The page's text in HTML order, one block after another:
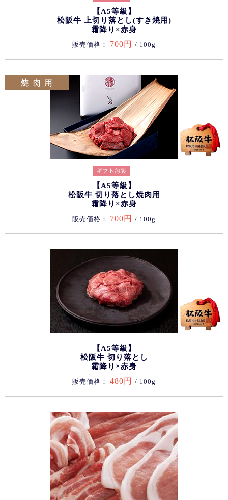
【A5等級】
松阪牛 上切り落とし(すき焼用)
霜降り×赤身
販売価格： 700円 / 100g
【A5等級】
松阪牛 切り落とし焼肉用
霜降り×赤身
販売価格： 700円 / 100g
【A5等級】
松阪牛 切り落とし
霜降り×赤身
販売価格： 480円 / 100g